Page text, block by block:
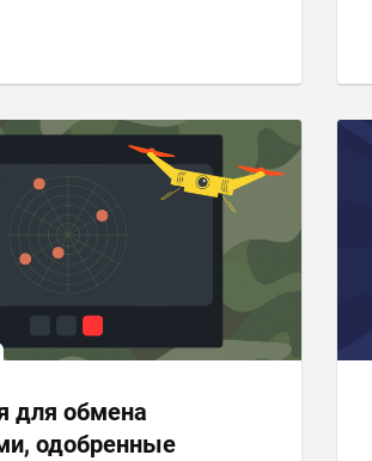
для обмена
одобренные